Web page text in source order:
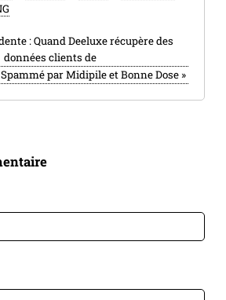
:Quand Deeluxe récupère des
données clients de
Spammé par Midipile et Bonne Dose »